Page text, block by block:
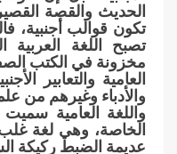
الحديث والقصة
تكون قوالب أجنبية،
تصبح اللغة
مخزونة في الكتب
العامية والتعابير
والأدباء وغيرهم من
واللغة العامية سميت
الخاصة، وهي لغة غلب
عديمة الضبط ركيكة